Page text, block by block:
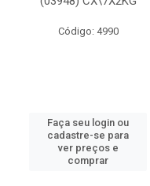
Código: 4990
Faça seu login ou
cadastre-se para
ver preços e
comprar